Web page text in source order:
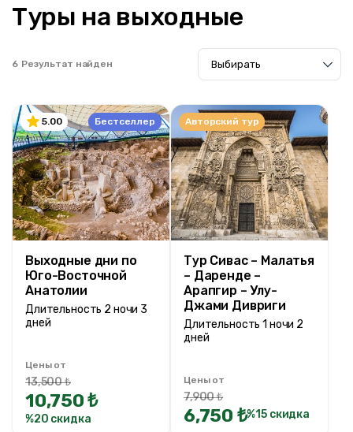
Найдите место или мероприятие
Поиск
Ценовой диапазон
0TRY 200000 TRY +
Длительность тура
1 ночи 2 дней
1 ночи 2 дней
2 ночи 4 дней
2 ночи 3 дней
3 ночи 4 дней
Туры на выходные
6 Результат найден
5.00 Бестселлер
Выходные дни по
Юго-Восточной
Анатолии
Длительность 2 ночи 3
дней
Цены от
13,500 ₺
10,750 ₺
%20 скидка
Авторский тур
Тур Сивас – Малатья
– Даренде –
Арапгир – Улу-
Джами Дивриги
Длительность 1 ночи 2
дней
Цены от
7,900 ₺
6,750 ₺%15 скидка